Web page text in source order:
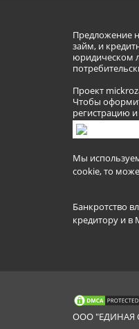
Предложение
займ, и
юридическом
Проект
Чтобы
регистрацию
Мы
cookie, то
Банкротство
кредитору и
ООО "ЕДИНАЯ